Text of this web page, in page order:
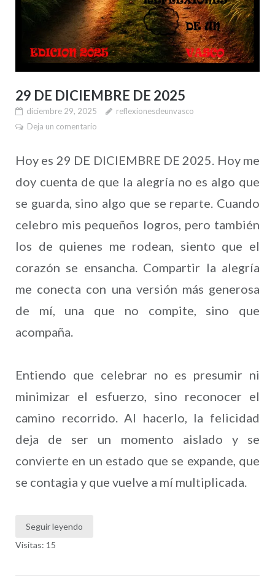
29 DE DICIEMBRE DE 2025
diciembre 29, 2025
reflexionesdeunvasco
Deja un comentario
Hoy es 29 DE DICIEMBRE DE 2025. Hoy me
doy cuenta de que la alegría no es algo que
se guarda, sino algo que se reparte. Cuando
celebro mis pequeños logros, pero también
los de quienes me rodean, siento que el
corazón se ensancha. Compartir la alegría
me conecta con una versión más generosa
de mí, una que no compite, sino que
acompaña.
Entiendo que celebrar no es presumir ni
minimizar el esfuerzo, sino reconocer el
camino recorrido. Al hacerlo, la felicidad
deja de ser un momento aislado y se
convierte en un estado que se expande, que
se contagia y que vuelve a mí multiplicada.
Seguir leyendo
Visitas: 15